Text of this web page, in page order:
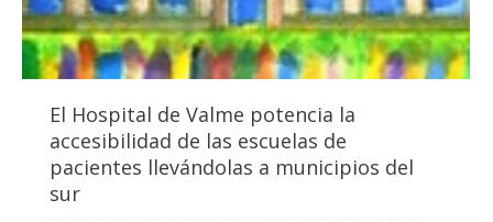
El Hospital de Valme potencia la
accesibilidad de las escuelas de
pacientes llevándolas a municipios del
sur